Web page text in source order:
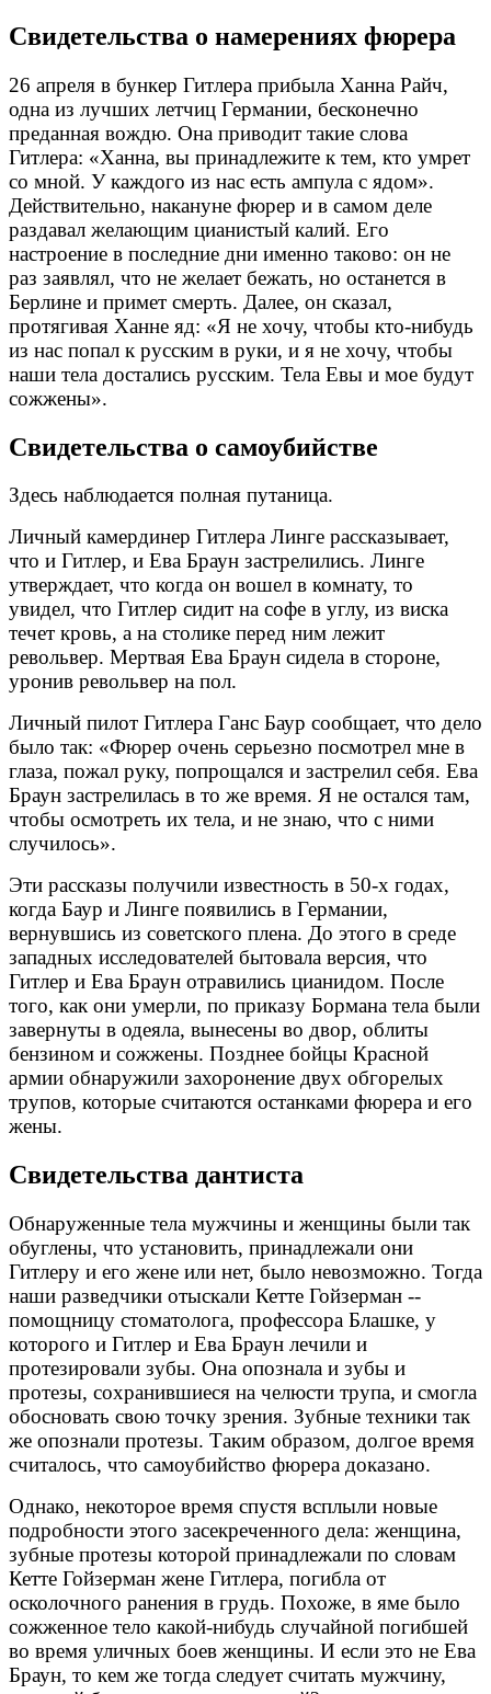
Свидетельства о намерениях фюрера
26 апреля в бункер Гитлера прибыла Ханна Райч,
одна из лучших летчиц Германии, бесконечно
преданная вождю. Она приводит такие слова
Гитлера: «Ханна, вы принадлежите к тем, кто умрет
со мной. У каждого из нас есть ампула с ядом».
Действительно, накануне фюрер и в самом деле
раздавал желающим цианистый калий. Его
настроение в последние дни именно таково: он не
раз заявлял, что не желает бежать, но останется в
Берлине и примет смерть. Далее, он сказал,
протягивая Ханне яд: «Я не хочу, чтобы кто-нибудь
из нас попал к русским в руки, и я не хочу, чтобы
наши тела достались русским. Тела Евы и мое будут
сожжены».
Свидетельства о самоубийстве
Здесь наблюдается полная путаница.
Личный камердинер Гитлера Линге рассказывает,
что и Гитлер, и Ева Браун застрелились. Линге
утверждает, что когда он вошел в комнату, то
увидел, что Гитлер сидит на софе в углу, из виска
течет кровь, а на столике перед ним лежит
револьвер. Мертвая Ева Браун сидела в стороне,
уронив револьвер на пол.
Личный пилот Гитлера Ганс Баур сообщает, что дело
было так: «Фюрер очень серьезно посмотрел мне в
глаза, пожал руку, попрощался и застрелил себя. Ева
Браун застрелилась в то же время. Я не остался там,
чтобы осмотреть их тела, и не знаю, что с ними
случилось».
Эти рассказы получили известность в 50-х годах,
когда Баур и Линге появились в Германии,
вернувшись из советского плена. До этого в среде
западных исследователей бытовала версия, что
Гитлер и Ева Браун отравились цианидом. После
того, как они умерли, по приказу Бормана тела были
завернуты в одеяла, вынесены во двор, облиты
бензином и сожжены. Позднее бойцы Красной
армии обнаружили захоронение двух обгорелых
трупов, которые считаются останками фюрера и его
жены.
Свидетельства дантиста
Обнаруженные тела мужчины и женщины были так
обуглены, что установить, принадлежали они
Гитлеру и его жене или нет, было невозможно. Тогда
наши разведчики отыскали Кетте Гойзерман --
помощницу стоматолога, профессора Блашке, у
которого и Гитлер и Ева Браун лечили и
протезировали зубы. Она опознала и зубы и
протезы, сохранившиеся на челюсти трупа, и смогла
обосновать свою точку зрения. Зубные техники так
же опознали протезы. Таким образом, долгое время
считалось, что самоубийство фюрера доказано.
Однако, некоторое время спустя всплыли новые
подробности этого засекреченного дела: женщина,
зубные протезы которой принадлежали по словам
Кетте Гойзерман жене Гитлера, погибла от
осколочного ранения в грудь. Похоже, в яме было
сожженное тело какой-нибудь случайной погибшей
во время уличных боев женщины. И если это не Ева
Браун, то кем же тогда следует считать мужчину,